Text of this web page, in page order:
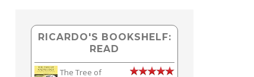
RICARDO'S BOOKSHELF:
READ
The Tree of